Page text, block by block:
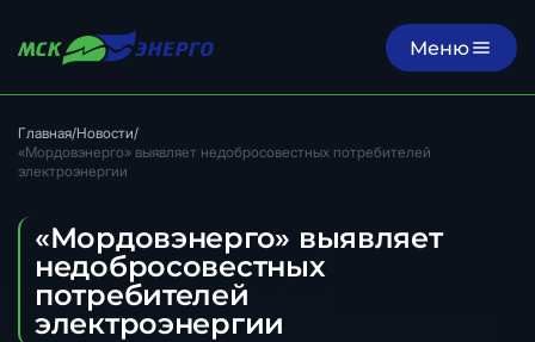
Меню
Главная/Новости/
«Мордовэнерго» выявляет недобросовестных потребителей
электроэнергии
«Мордовэнерго» выявляет
недобросовестных
потребителей
электроэнергии